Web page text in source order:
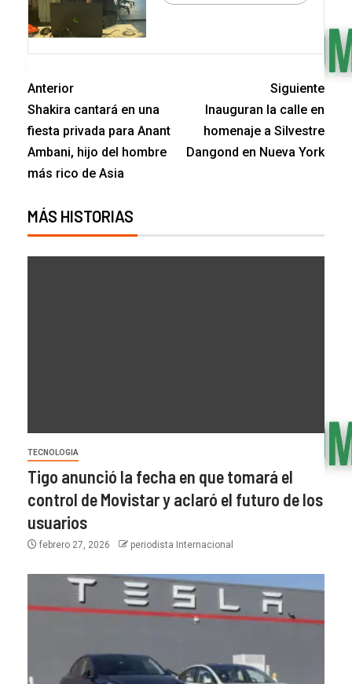
Anterior
Shakira cantará en una
fiesta privada para Anant
Ambani, hijo del hombre
más rico de Asia
Siguiente
Inauguran la calle en
homenaje a Silvestre
Dangond en Nueva York
MÁS HISTORIAS
TECNOLOGIA
Tigo anunció la fecha en que tomará el
control de Movistar y aclaró el futuro de los
usuarios
febrero 27, 2026 periodista Internacional